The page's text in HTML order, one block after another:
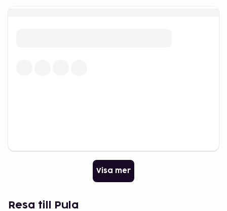
Visa mer
Resa till Pula